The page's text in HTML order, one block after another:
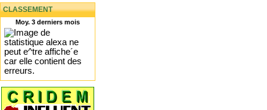
CLASSEMENT
Moy. 3 derniers mois